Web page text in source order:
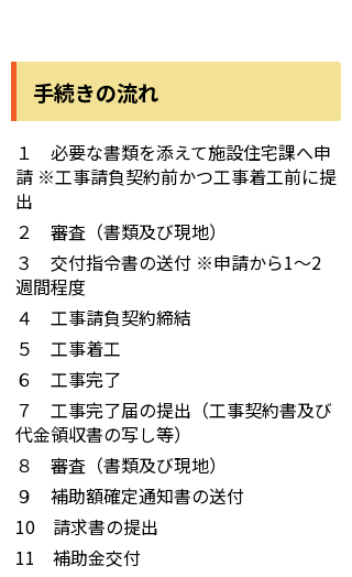
手続きの流れ
１ 必要な書類を添えて施設住宅課へ申
請 ※工事請負契約前かつ工事着工前に提
出
２ 審査（書類及び現地）
３ 交付指令書の送付 ※申請から1～2
週間程度
４ 工事請負契約締結
５ 工事着工
６ 工事完了
７ 工事完了届の提出（工事契約書及び
代金領収書の写し等）
８ 審査（書類及び現地）
９ 補助額確定通知書の送付
10 請求書の提出
11 補助金交付